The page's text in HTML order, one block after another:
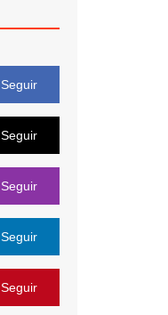
Seguir
Seguir
Seguir
Seguir
Seguir